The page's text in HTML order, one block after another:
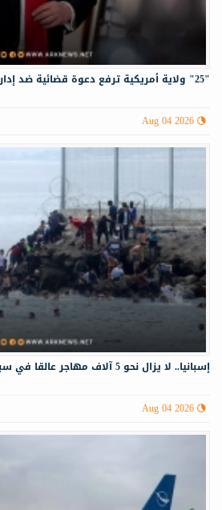
"25" ولاية أمريكية ترفع دعوة قضائية ضد إدارة ترامب
Aug 04 2026
إسبانيا.. لا يزال نحو 5 آلاف مهاجر عالقا في سبتة
Aug 04 2026